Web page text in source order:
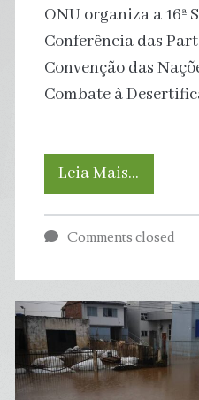
ONU organiza a 16ª
Conferência das
Convenção das
Combate à
Leia Mais…
e
terra
já
Comments closed